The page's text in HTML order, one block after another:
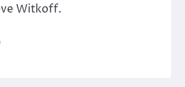
Witkoff.